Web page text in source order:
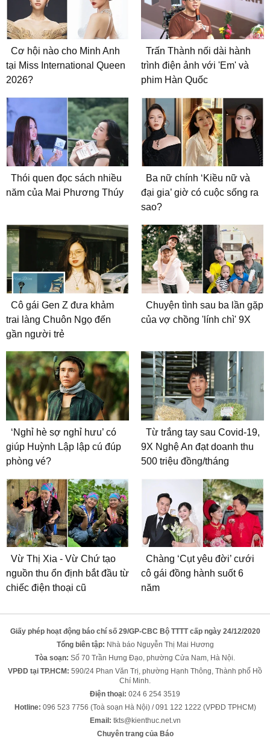
Cơ hội nào cho Minh Anh
tại Miss International Queen
2026?
Trấn Thành nối dài hành
trình điện ảnh với 'Em' và
phim Hàn Quốc
Thói quen đọc sách nhiều
năm của Mai Phương Thúy
Ba nữ chính ‘Kiều nữ và
đại gia’ giờ có cuộc sống ra
sao?
Cô gái Gen Z đưa khảm
trai làng Chuôn Ngọ đến
gần người trẻ
Chuyện tình sau ba lần gặp
của vợ chồng 'lính chì' 9X
‘Nghỉ hè sợ nghỉ hưu’ có
giúp Huỳnh Lập lập cú đúp
phòng vé?
Từ trắng tay sau Covid-19,
9X Nghệ An đạt doanh thu
500 triệu đồng/tháng
Vừ Thị Xia - Vừ Chứ tạo
nguồn thu ổn định bắt đầu từ
chiếc điện thoại cũ
Chàng ‘Cụt yêu đời’ cưới
cô gái đồng hành suốt 6
năm
Giấy phép hoạt động báo chí số 29/GP-CBC Bộ TTTT cấp ngày 24/12/2020
Tổng biên tập: Nhà báo Nguyễn Thị Mai Hương
Tòa soạn: Số 70 Trần Hưng Đạo, phường Cửa Nam, Hà Nội.
VPĐD tại TP.HCM: 590/24 Phan Văn Trị, phường Hạnh Thông, Thành phố Hồ
Chí Minh.
Điện thoại: 024 6 254 3519
Hotline: 096 523 7756 (Toà soạn Hà Nội) / 091 122 1222 (VPĐD TPHCM)
Email: tkts@kienthuc.net.vn
Chuyên trang của Báo